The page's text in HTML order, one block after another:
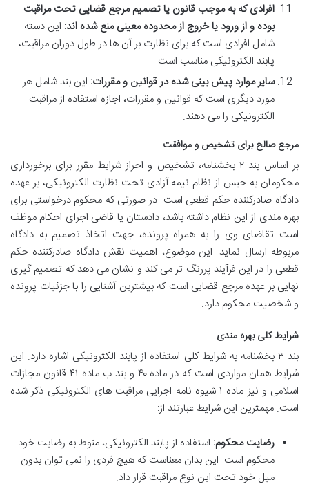
افرادی که به موجب قانون یا تصمیم مرجع قضایی تحت مراقبت
بوده و از ورود یا خروج از محدوده معینی منع شده اند: این دسته
شامل افرادی است که برای نظارت بر آن ها در طول دوران مراقبت،
پابند الکترونیکی مناسب است.
سایر موارد پیش بینی شده در قوانین و مقررات: این بند شامل هر
مورد دیگری است که قوانین و مقررات، اجازه استفاده از مراقبت
الکترونیکی را می دهند.
مرجع صالح برای تشخیص و موافقت
بر اساس بند ۲ بخشنامه، تشخیص و احراز شرایط مقرر برای برخورداری
محکومان به حبس از نظام نیمه آزادی تحت نظارت الکترونیکی، بر عهده
دادگاه صادرکننده حکم قطعی است. در صورتی که محکوم درخواستی برای
بهره مندی از این نظام داشته باشد، دادستان یا قاضی اجرای احکام موظف
است تقاضای وی را به همراه پرونده، جهت اتخاذ تصمیم به دادگاه
مربوطه ارسال نماید. این موضوع، اهمیت نقش دادگاه صادرکننده حکم
قطعی را در این فرآیند پررنگ تر می کند و نشان می دهد که تصمیم گیری
نهایی بر عهده مرجع قضایی است که بیشترین آشنایی را با جزئیات پرونده
و شخصیت محکوم دارد.
شرایط کلی بهره مندی
بند ۳ بخشنامه به شرایط کلی استفاده از پابند الکترونیکی اشاره دارد. این
شرایط همان مواردی است که در ماده ۴۰ و بند ب ماده ۴۱ قانون مجازات
اسلامی و نیز ماده ۱ شیوه نامه اجرایی مراقبت های الکترونیکی ذکر شده
است. مهمترین این شرایط عبارتند از:
رضایت محکوم: استفاده از پابند الکترونیکی، منوط به رضایت خود
محکوم است. این بدان معناست که هیچ فردی را نمی توان بدون
میل خود تحت این نوع مراقبت قرار داد.